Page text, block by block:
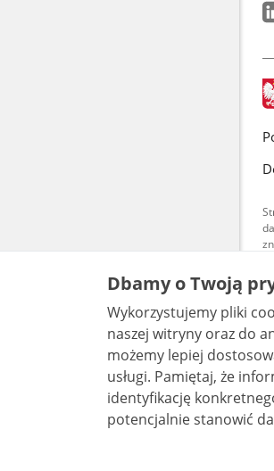
Dbamy o Twoją
Wykorzystujemy pliki
naszej witryny oraz do
możemy lepiej
usługi. Pamiętaj, że informacje przechowywane w plikach cookie mogą pozwalać na
identyfikację
potencjalnie stanowić